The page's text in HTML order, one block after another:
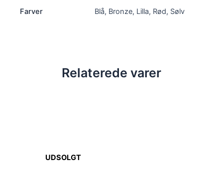
Farver
Blå, Bronze, Lilla, Rød, Sølv
Relaterede varer
UDSOLGT